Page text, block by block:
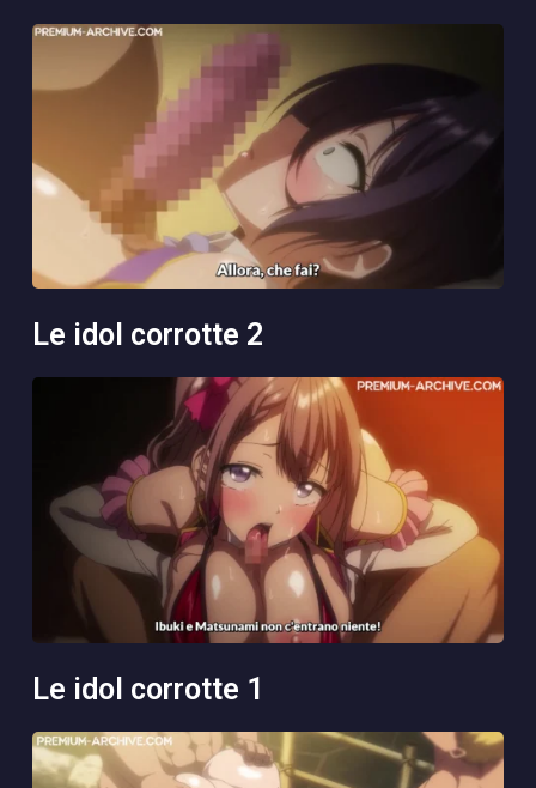
le idol corrotte 2
le idol corrotte 1